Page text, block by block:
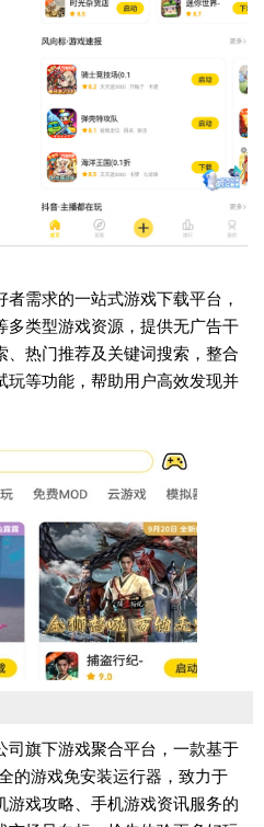
需求的一站式游戏下载平台，
多类型游戏资源，提供无广告干
、热门推荐及关键词搜索，整合
玩等功能，帮助用户高效发现并
司旗下游戏聚合平台，一款基于
的游戏免安装运行器，致力于
游戏攻略、手机游戏资讯服务的